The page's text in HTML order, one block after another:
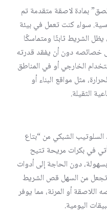
بمادة لاصقة متقدمة تم
سواء كنت تعمل في بيئة
الشريط ثابتًا ومتماسكًا
خصائصه دون أن يفقد قدرته
الخارجي أو في المناطق
مثل مواقع البناء أو
الثقيلة.
الشبكي من “بتاع
في بكرات مريحة تتيح
دون الحاجة إلى أدوات
تجعل من السهل قص الشريط
أو المرنة، مما يوفر
اليومية.